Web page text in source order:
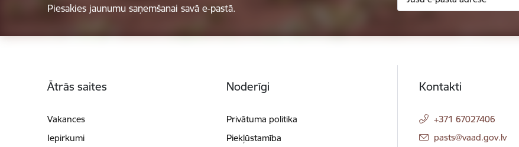
Piesakies jaunumu saņemšanai savā e-pastā.
Ātrās saites
Vakances
Iepirkumi
Noderīgi
Privātuma politika
Piekļūstamība
Kontakti
+371 67027406
E-pasts:
pasts@vaad.gov.lv